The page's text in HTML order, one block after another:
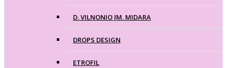
D. VILNONIO ĮM. MIDARA
DROPS DESIGN
ETROFIL